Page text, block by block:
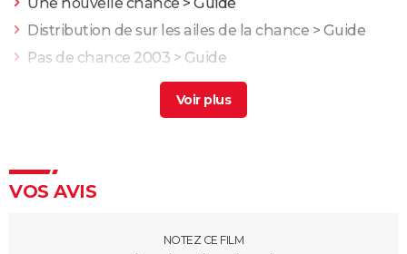
Une nouvelle chance > Guide
Distribution de sur les ailes de la chance > Guide
Pas de chance 2003 > Guide
Donne-moi des ailes : l'histoire vraie qui a inspiré
VOS AVIS
NOTEZ CE FILM